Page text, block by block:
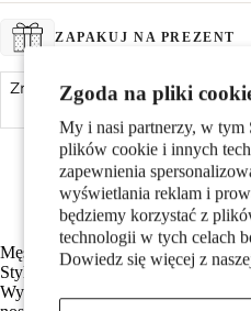
Zgoda na pliki
My i nasi partnerzy, w
plików cookie i innych
zapewnienia
wyświetlania reklam i
będziemy korzystać z
technologii w tych celach
Dowiedz się więcej z
ZAPAKUJ NA PREZENT
Zmniejsz ilość
Zwiększ
Made in Germany
Wykonane z odzyskanego
Średnica wynosi 9 mm
Darmowa dostawa
Męski kolczyk na sztyft z 750
Stylowy i oryginalny dodatek,
Wysoka jakość wykonania oraz